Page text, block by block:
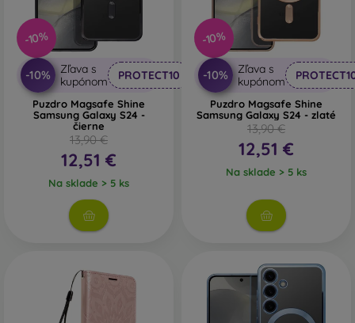
-10%
-10%
Zľava s
kupónom
PROTECT10
Puzdro Magsafe Shine
Samsung Galaxy S24 -
čierne
13,90 €
12,51 €
Na sklade > 5 ks
-10%
-10%
Zľava s
kupónom
Puzdro Magsafe Shine
Samsung Galaxy S24 - zlaté
13,90 €
12,51 €
Na sklade > 5 ks